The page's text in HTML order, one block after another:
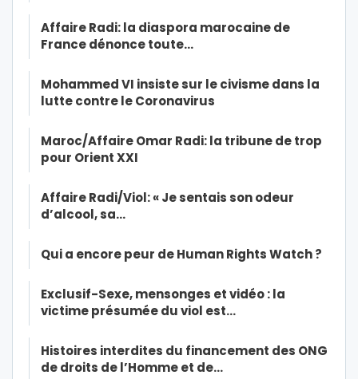
Affaire Radi: la diaspora marocaine de
France dénonce toute…
Mohammed VI insiste sur le civisme dans la
lutte contre le Coronavirus
Maroc/Affaire Omar Radi: la tribune de trop
pour Orient XXI
Affaire Radi/Viol: « Je sentais son odeur
d’alcool, sa…
Qui a encore peur de Human Rights Watch ?
Exclusif-Sexe, mensonges et vidéo : la
victime présumée du viol est…
Histoires interdites du financement des ONG
de droits de l’Homme et de…